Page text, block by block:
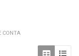
CONTA